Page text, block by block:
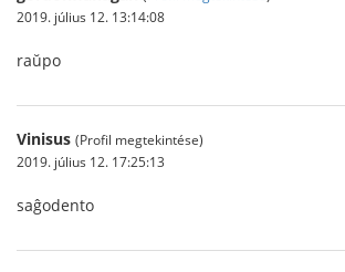
2019. július 12. 13:14:08
raŭpo
Vinisus (Profil megtekintése)
2019. július 12. 17:25:13
saĝodento